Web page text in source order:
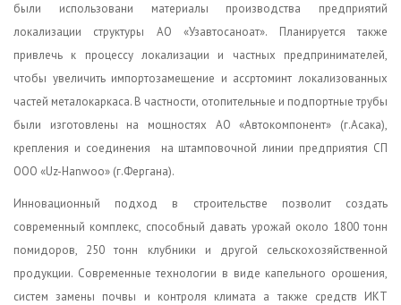
были использовани материалы производства предприятий
локализации структуры АО «Узавтосаноат». Планируется также
привлечь к процессу локализации и частных предпринимателей,
чтобы увеличить импортозамещение и ассртоминт локализованных
частей металокаркаса. В частности, отопительные и подпортные трубы
были изготовлены на мощностях АО «Автокомпонент» (г.Асака),
крепления и соединения на штамповочной линии предприятия СП
ООО «Uz-Hanwoo» (г.Фергана).
Инновационный подход в строительстве позволит создать
современный комплекс, способный давать урожай около 1800 тонн
помидоров, 250 тонн клубники и другой сельскохозяйственной
продукции. Современные технологии в виде капельного орошения,
систем замены почвы и контроля климата а также средств ИКТ